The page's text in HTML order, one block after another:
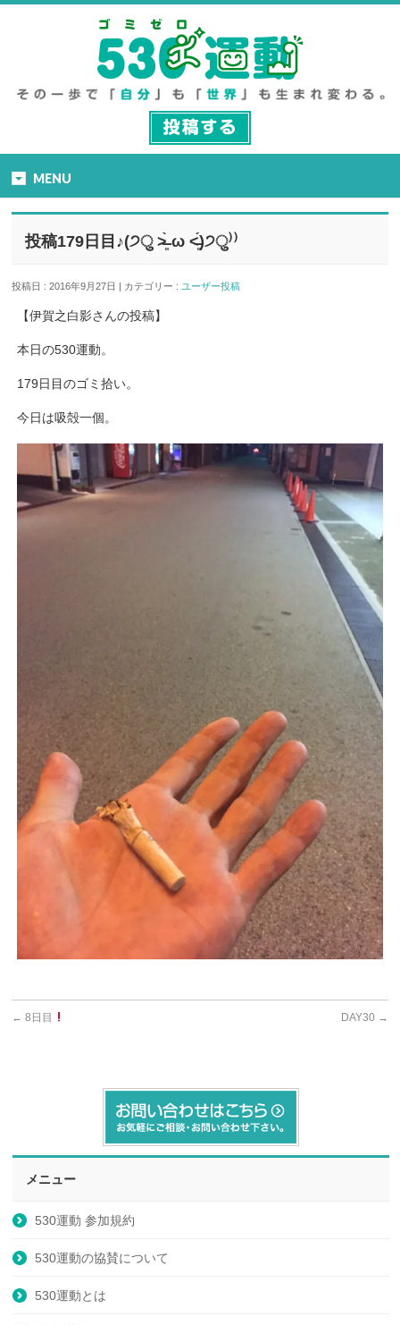
MENU
投稿179日目♪(੭ु ˃̶͈̀ ω ˂̶͈́)੭ु⁾⁾
投稿日 : 2016年9月27日 | カテゴリー :ユーザー投稿
【伊賀之白影さんの投稿】
本日の530運動。
179日目のゴミ拾い。
今日は吸殻一個。
← 8日目 DAY30 →
メニュー
530運動 参加規約
530運動の協賛について
530運動とは